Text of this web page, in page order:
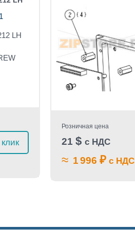
LH
Розничная цена
21 $ с НДС
≈ 1 996 ₽ с НДС